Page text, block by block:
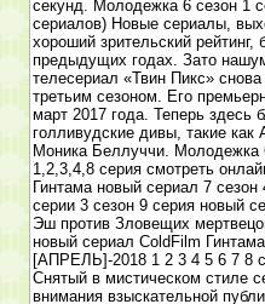
секунд. Молодежка 6 сезон 1
сериалов) Новые сериалы,
хороший зрительский
предыдущих годах. Зато
телесериал «Твин Пикс»
третьим сезоном. Его
март 2017 года. Теперь здесь
голливудские дивы, такие
Моника Беллуччи. Молодежка
1,2,3,4,8 серия смотреть
Гинтама новый сериал 7
серии 3 сезон 9 серия новый
Эш против Зловещих
новый сериал ColdFilm
[АПРЕЛЬ]-2018 1 2 3 4 5 6 7 8
Снятый в мистическом стиле
внимания взыскательной